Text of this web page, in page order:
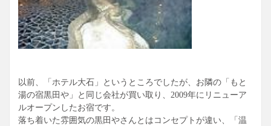
以前、「ホテル大石」というところでしたが、お隣の「もと
湯の宿黒田や」と同じ会社が買い取り、2009年にリニューア
ルオープンしたお宿です。
落ち着いた雰囲気の黒田やさんとはコンセプトが違い、「温